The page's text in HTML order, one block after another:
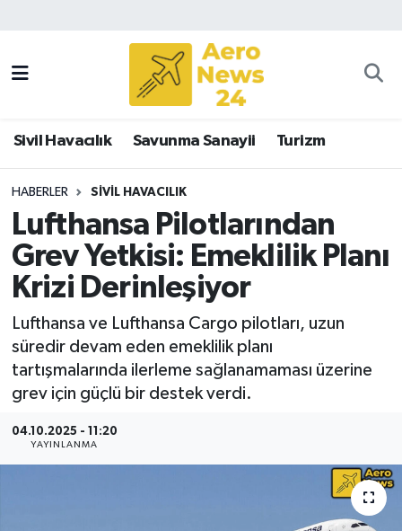
Sivil Havacılık Savunma Sanayii Turizm
HABERLER SIVIL HAVACILIK
Lufthansa Pilotlarından
Grev Yetkisi: Emeklilik Planı
Krizi Derinleşiyor
Lufthansa ve Lufthansa Cargo pilotları, uzun
süredir devam eden emeklilik planı
tartışmalarında ilerleme sağlanamaması üzerine
grev için güçlü bir destek verdi.
04.10.2025 - 11:20
YAYINLANMA